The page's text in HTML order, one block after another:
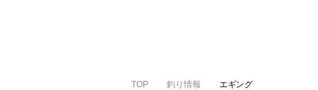
TOP 釣り情報 エギング